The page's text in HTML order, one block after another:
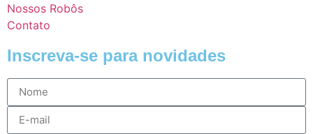
Nossos Robôs
Contato
Inscreva-se para novidades